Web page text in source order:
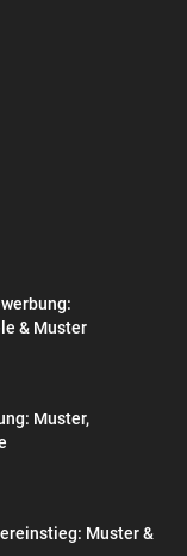
& Muster
Muster,
Muster &